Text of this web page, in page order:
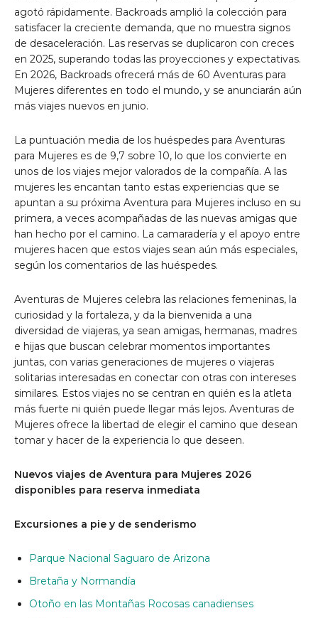
agotó rápidamente. Backroads amplió la colección para
satisfacer la creciente demanda, que no muestra signos
de desaceleración. Las reservas se duplicaron con creces
en 2025, superando todas las proyecciones y expectativas.
En 2026, Backroads ofrecerá más de 60 Aventuras para
Mujeres diferentes en todo el mundo, y se anunciarán aún
más viajes nuevos en junio.
La puntuación media de los huéspedes para Aventuras
para Mujeres es de 9,7 sobre 10, lo que los convierte en
unos de los viajes mejor valorados de la compañía. A las
mujeres les encantan tanto estas experiencias que se
apuntan a su próxima Aventura para Mujeres incluso en su
primera, a veces acompañadas de las nuevas amigas que
han hecho por el camino. La camaradería y el apoyo entre
mujeres hacen que estos viajes sean aún más especiales,
según los comentarios de las huéspedes.
Aventuras de Mujeres celebra las relaciones femeninas, la
curiosidad y la fortaleza, y da la bienvenida a una
diversidad de viajeras, ya sean amigas, hermanas, madres
e hijas que buscan celebrar momentos importantes
juntas, con varias generaciones de mujeres o viajeras
solitarias interesadas en conectar con otras con intereses
similares. Estos viajes no se centran en quién es la atleta
más fuerte ni quién puede llegar más lejos. Aventuras de
Mujeres ofrece la libertad de elegir el camino que desean
tomar y hacer de la experiencia lo que deseen.
Nuevos viajes de Aventura para Mujeres 2026
disponibles para reserva inmediata
Excursiones a pie y de senderismo
Parque Nacional Saguaro de Arizona
Bretaña y Normandía
Otoño en las Montañas Rocosas canadienses